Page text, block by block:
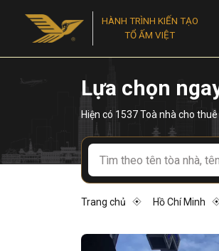
HÀNH TRÌNH KIẾN TẠO
TỔ ẤM VIỆT
Lựa chọn
Hiện có 1537 Toà nhà cho
Trang chủ Hồ Chí Minh